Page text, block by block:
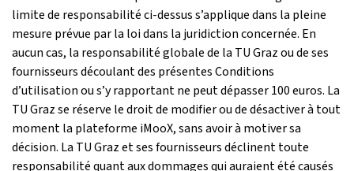
limite de responsabilité ci-dessus s’applique dans la pleine
mesure prévue par la loi dans la juridiction concernée. En
aucun cas, la responsabilité globale de la TU Graz ou de ses
fournisseurs découlant des présentes Conditions
d’utilisation ou s’y rapportant ne peut dépasser 100 euros. La
TU Graz se réserve le droit de modifier ou de désactiver à tout
moment la plateforme iMooX, sans avoir à motiver sa
décision. La TU Graz et ses fournisseurs déclinent toute
responsabilité quant aux dommages qui auraient été causés